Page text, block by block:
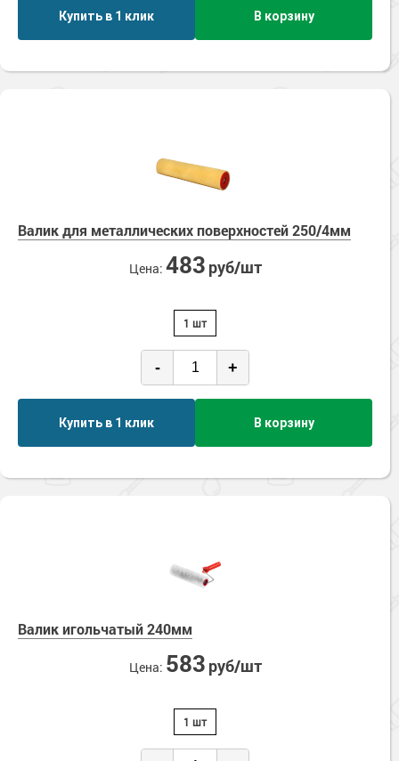
Купить в 1 клик В корзину
Валик для металлических поверхностей 250/4мм
Цена: 483 руб/шт
1 шт
- +
Купить в 1 клик В корзину
Валик игольчатый 240мм
Цена: 583 руб/шт
1 шт